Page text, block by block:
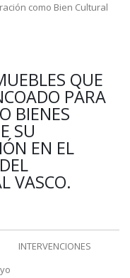
como Bien Cultural
QUE
PARA
BIENES
SU
EN EL
VASCO.
INTERVENCIONES